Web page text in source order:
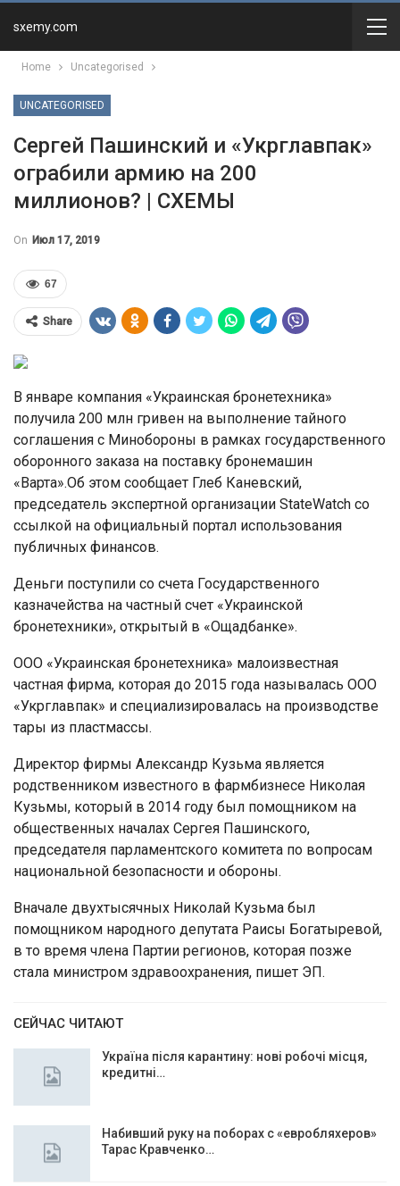
sxemy.com
Home Uncategorised
UNCATEGORISED
Сергей Пашинский и «Укрглавпак»
ограбили армию на 200
миллионов? | СХЕМЫ
On Июл 17, 2019
67
Share
В январе компания «Украинская бронетехника»
получила 200 млн гривен на выполнение тайного
соглашения с Минобороны в рамках государственного
оборонного заказа на поставку бронемашин
«Варта».Об этом сообщает Глеб Каневский,
председатель экспертной организации StateWatch со
ссылкой на официальный портал использования
публичных финансов.
Деньги поступили со счета Государственного
казначейства на частный счет «Украинской
бронетехники», открытый в «Ощадбанке».
ООО «Украинская бронетехника» малоизвестная
частная фирма, которая до 2015 года называлась ООО
«Укрглавпак» и специализировалась на производстве
тары из пластмассы.
Директор фирмы Александр Кузьма является
родственником известного в фармбизнесе Николая
Кузьмы, который в 2014 году был помощником на
общественных началах Сергея Пашинского,
председателя парламентского комитета по вопросам
национальной безопасности и обороны.
Вначале двухтысячных Николай Кузьма был
помощником народного депутата Раисы Богатыревой,
в то время члена Партии регионов, которая позже
стала министром здравоохранения, пишет ЭП.
СЕЙЧАС ЧИТАЮТ
Україна після карантину: нові робочі місця,
кредитні…
Набивший руку на поборах с «евробляхеров»
Тарас Кравченко…